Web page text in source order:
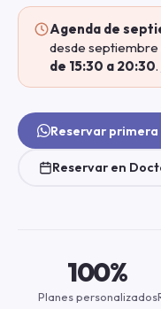
Agenda de
desde septiembre
de 15:30 a 20:30.
Reservar
Reservar en
100%
Planes personalizados